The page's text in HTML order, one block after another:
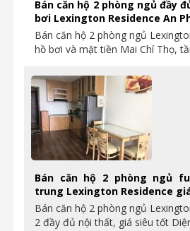
Bán căn hộ 2 phòng ngủ đầy
bơi Lexington Residence An
Bán căn hộ 2 phòng ngủ
hồ bơi và mặt tiền Mai Chí Thọ,
Bán căn hộ 2 phòng ngủ
trung Lexington Residence
Bán căn hộ 2 phòng ngủ
2 đầy đủ nội thất, giá siêu tốt